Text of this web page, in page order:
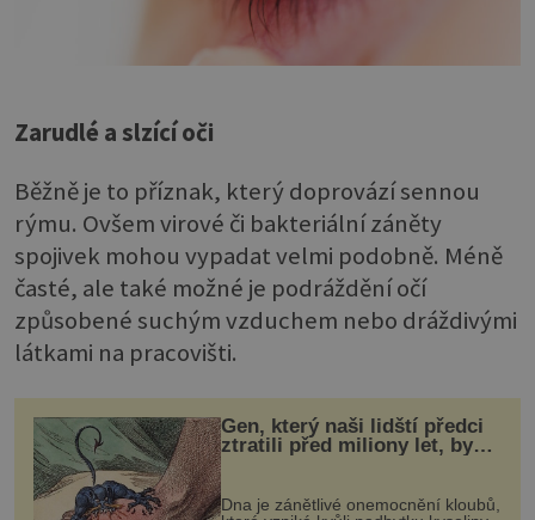
Zarudlé a slzící oči
Běžně je to příznak, který doprovází sennou
rýmu. Ovšem virové či bakteriální záněty
spojivek mohou vypadat velmi podobně. Méně
časté, ale také možné je podráždění očí
způsobené suchým vzduchem nebo dráždivými
látkami na pracovišti.
Gen, který naši lidští předci
ztratili před miliony let, by
mohl pomoci s léčbou
„nemoci králů“
Dna je zánětlivé onemocnění kloubů,